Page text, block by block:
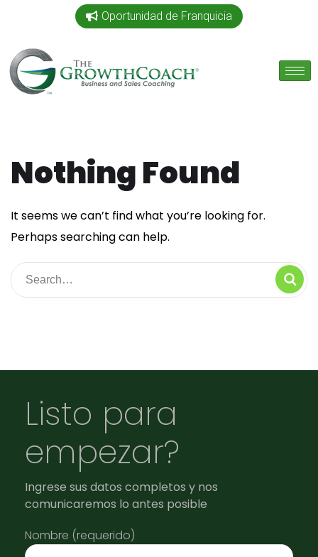
Oportunidad de Franquicia
Nothing Found
It seems we can’t find what you’re looking for.
Perhaps searching can help.
Listo para
empezar?
Ingrese sus datos completos y nos
comunicaremos lo antes posible
Nombre (requerido)